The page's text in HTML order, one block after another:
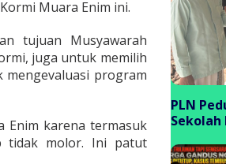
Muara Enim ini.
tujuan Musyawarah
juga untuk memilih
mengevaluasi program
Enim karena termasuk
tidak molor. Ini patut
PLN
Sekolah